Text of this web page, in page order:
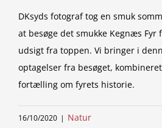
DKsyds fotograf tog en smuk
at besøge det smukke Kegnæs
udsigt fra toppen. Vi bringer i
optagelser fra besøget,
fortælling om fyrets historie.
16/10/2020 | Natur